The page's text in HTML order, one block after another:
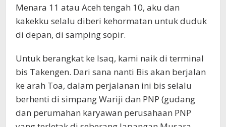
Menara 11 atau Aceh tengah 10, aku dan
kakekku selalu diberi kehormatan untuk duduk
di depan, di samping sopir.
Untuk berangkat ke Isaq, kami naik di terminal
bis Takengen. Dari sana nanti Bis akan berjalan
ke arah Toa, dalam perjalanan ini bis selalu
berhenti di simpang Wariji dan PNP (gudang
dan perumahan karyawan perusahaan PNP